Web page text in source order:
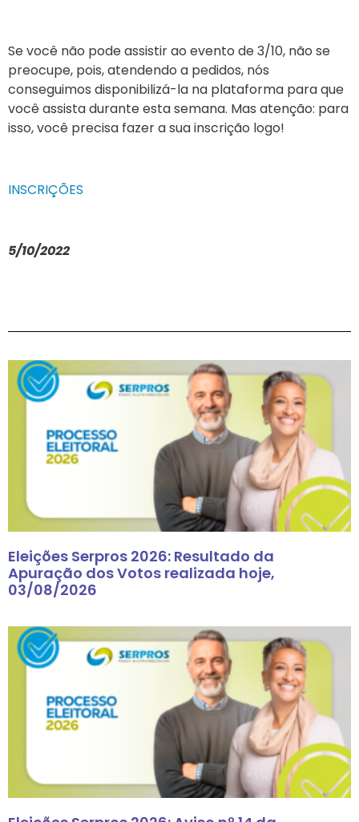
Se você não pode assistir ao evento de 3/10, não se
preocupe, pois, atendendo a pedidos, nós
conseguimos disponibilizá-la na plataforma para que
você assista durante esta semana. Mas atenção: para
isso, você precisa fazer a suainscrição logo!
INSCRIÇÕES
5/10/2022
Eleições Serpros 2026: Resultado da
Apuração dos Votos realizada hoje,
03/08/2026